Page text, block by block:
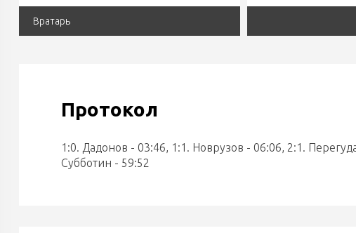
Вратарь
Протокол
1:0. Дадонов - 03:46, 1:1. Новрузов - 06:06, 2:1.
Субботин - 59:52